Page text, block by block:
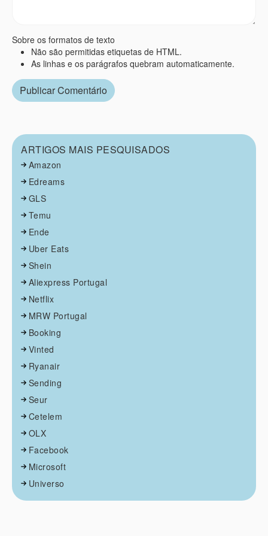
Sobre os formatos de texto
Não são permitidas etiquetas de HTML.
As linhas e os parágrafos quebram automaticamente.
ARTIGOS MAIS PESQUISADOS
Amazon
Edreams
GLS
Temu
Ende
Uber Eats
Shein
Aliexpress Portugal
Netflix
MRW Portugal
Booking
Vinted
Ryanair
Sending
Seur
Cetelem
OLX
Facebook
Microsoft
Universo